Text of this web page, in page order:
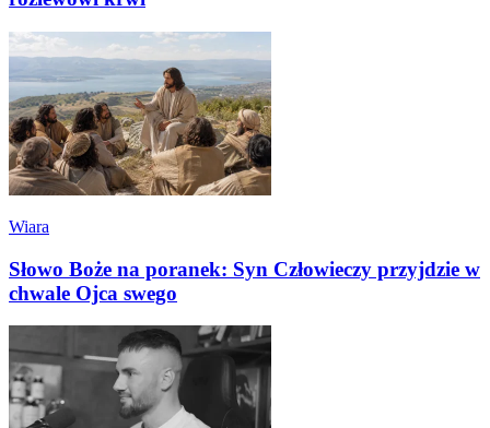
Wiara
Słowo Boże na poranek: Syn Człowieczy przyjdzie w
chwale Ojca swego